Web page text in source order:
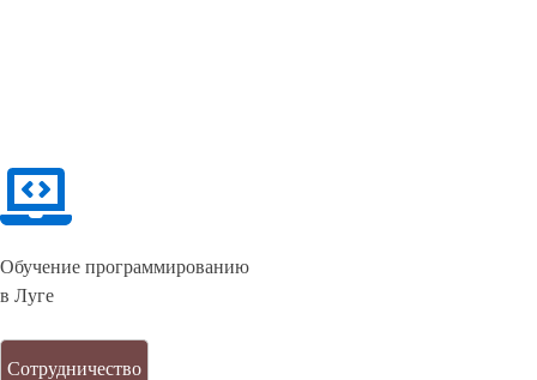
Обучение программированию
в Луге
Сотрудничество